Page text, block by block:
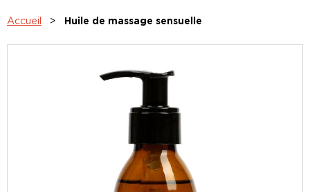
Accueil Huile de massage sensuelle